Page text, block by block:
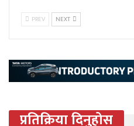
PREV NEXT
प्रतिक्रिया दिनुहोस